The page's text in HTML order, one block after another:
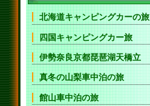
北海道キャンピングカーの旅
四国キャンピングカー旅
伊勢奈良京都琵琶湖天橋立
真冬の山梨車中泊の旅
館山車中泊の旅